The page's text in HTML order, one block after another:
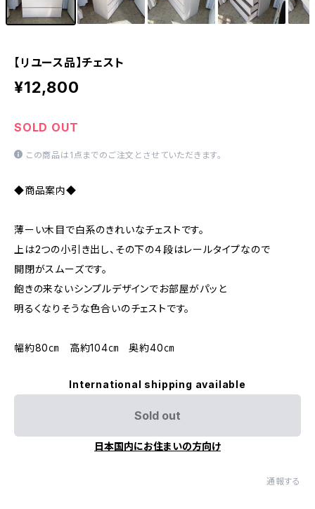
【リユース品】チェスト
¥12,800
SOLD OUT
この商品は1点までのご注文とさせていただきます。
◆商品案内◆
薄ーい木目で白系のきれいなチェストです。
上は2つの小引き出し、その下の４段はレールタイプなので
開閉がスムーズです。
飽きの来ないシンプルデザインでお部屋がパッと
明るくなりそうな色合いのチェストです。
幅約80㎝ 高約104㎝ 奥約40㎝
International shipping available
Sold out
日本国内にお住まいの方向け
通報する